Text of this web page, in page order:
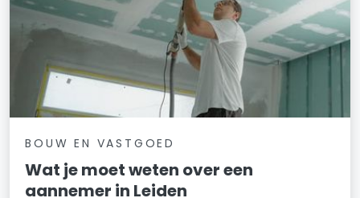
BOUW EN VASTGOED
Wat je moet weten over een
aannemer in Leiden